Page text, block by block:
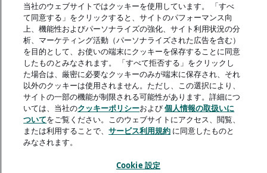
当社のウェブサイトではクッキーを使用しています。 「すべ
て同意する」をクリックすると、サイトのパフォーマンス向
上、機能性およびパーソナライズの強化、サイト利用状況の分
析、マーケティング活動（パーソナライズされた広告を含む）
を目的として、お使いの端末にクッキーを保存することに同意
したものとみなされます。 「すべて拒否する」をクリックし
た場合は、厳密に必要なクッキーのみが端末に保存され、それ
以外のクッキーは使用されません。ただし、この選択により、
サイトの一部の機能が制限される可能性があります。詳細につ
いては、当社のクッキーポリシーおよび個人情報の取扱いに
ついてをご覧ください。このウェブサイトにアクセス、閲覧、
または利用することで、サービス利用規約 に同意したものと
みなされます。
Cookie 設定